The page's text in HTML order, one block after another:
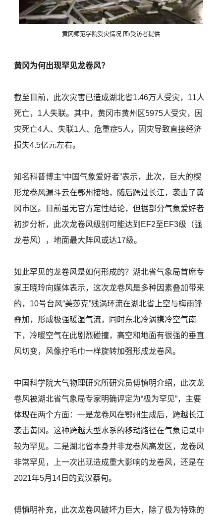
黄冈师范学院受灾情况 图/受访者提供
黄冈为何出现罕见龙卷风？
截至目前，此次灾害已造成湖北省1.46万人受灾，11人
死亡，1人失联。其中，黄冈市黄州区5975人受灾，因
灾死亡4人、失联1人、危重症5人，因灾导致直接经济
损失4.5亿元左右。
知名科普博主“中国气象爱好者”表示，此次，巨大的楔
形龙卷风漏斗云在鄂州接地，随后跨过长江，袭击了黄
冈市区。目前虽无官方定性结论，但据部分气象爱好者
初步分析，此次龙卷风级别可能达到EF2至EF3级（强
龙卷风），地面最大阵风或达17级。
如此罕见的龙卷风是如何形成的？湖北省气象局首席专
家王晓玲向媒体表示，这次龙卷风是多种因素叠加带来
的，10号台风“美莎克”残涡环流在湖北省上空与梅雨锋
叠加，形成极强暖湿气流，同时东北冷涡携冷空气南
下，冷暖空气在此剧烈碰撞，高空和地面有很强的垂直
风切变，风像拧毛巾一样旋转加强形成龙卷风。
中国科学院大气物理研究所研究员傅慎明介绍，此次龙
卷风被湖北省气象局专家明确评定为“极为罕见”，主要
体现在两个方面：一是龙卷风在鄂州生成后，跨越长江
袭击黄冈。这种跨越大型水系的移动路径在气象记录中
较为罕见。二是湖北省本身并非龙卷风高发区，龙卷风
非常罕见，上一次出现造成重大影响的龙卷风，还是在
2021年5月14日的武汉蔡甸。
傅慎明补充，此次龙卷风破坏力巨大，除了极为特殊的